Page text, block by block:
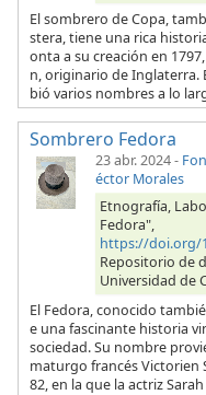
El sombrero de Copa,
stera, tiene una rica
onta a su creación en
n, originario de Inglaterra.
bió varios nombres a lo
Sombrero Fedora
23 abr. 2024-
éctor Morales
Etnografía,
Fedora",
https://doi.org/
Repositorio de
Universidad de
El Fedora, conocido
e una fascinante historia
sociedad. Su nombre
maturgo francés Victorien
82, en la que la actriz